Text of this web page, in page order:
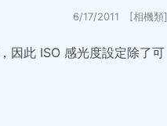
6/17/2011 [相機類]
因此 ISO 感光度設定除了可